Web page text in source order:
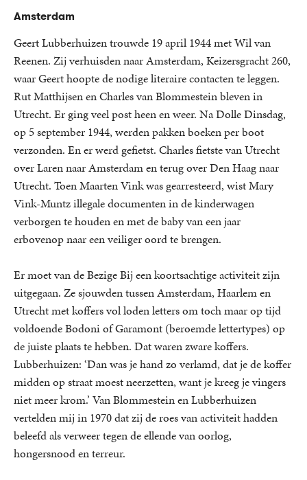
Amsterdam
Geert Lubberhuizen trouwde 19 april 1944 met Wil van
Reenen. Zij verhuisden naar Amsterdam, Keizersgracht 260,
waar Geert hoopte de nodige literaire contacten te leggen.
Rut Matthijsen en Charles van Blommestein bleven in
Utrecht. Er ging veel post heen en weer. Na Dolle Dinsdag,
op 5 september 1944, werden pakken boeken per boot
verzonden. En er werd gefietst. Charles fietste van Utrecht
over Laren naar Amsterdam en terug over Den Haag naar
Utrecht. Toen Maarten Vink was gearresteerd, wist Mary
Vink-Muntz illegale documenten in de kinderwagen
verborgen te houden en met de baby van een jaar
erbovenop naar een veiliger oord te brengen.
Er moet van de Bezige Bij een koortsachtige activiteit zijn
uitgegaan. Ze sjouwden tussen Amsterdam, Haarlem en
Utrecht met koffers vol loden letters om toch maar op tijd
voldoende Bodoni of Garamont (beroemde lettertypes) op
de juiste plaats te hebben. Dat waren zware koffers.
Lubberhuizen: ‘Dan was je hand zo verlamd, dat je de koffer
midden op straat moest neerzetten, want je kreeg je vingers
niet meer krom.’ Van Blommestein en Lubberhuizen
vertelden mij in 1970 dat zij de roes van activiteit hadden
beleefd als verweer tegen de ellende van oorlog,
hongersnood en terreur.